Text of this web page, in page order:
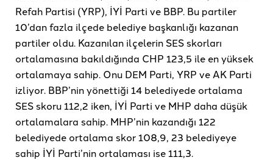
Refah Partisi (YRP), İYİ Parti ve BBP. Bu partiler
10’dan fazla ilçede belediye başkanlığı kazanan
partiler oldu. Kazanılan ilçelerin SES skorları
ortalamasına bakıldığında CHP 123,5 ile en yüksek
ortalamaya sahip. Onu DEM Parti, YRP ve AK Parti
izliyor. BBP’nin yönettiği 14 belediyede ortalama
SES skoru 112,2 iken, İYİ Parti ve MHP daha düşük
ortalamalara sahip. MHP’nin kazandığı 122
belediyede ortalama skor 108,9, 23 belediyeye
sahip İYİ Parti’nin ortalaması ise 111,3.